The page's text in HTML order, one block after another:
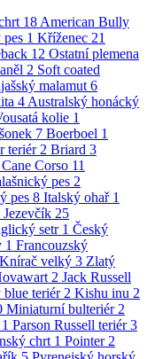
18 American Bully
pes 1 Kříženec 21
12 Ostatní plemena
2 Soft coated
malamut 6
4 Australský honácký
kolie 1
7 Boerboel 1
teriér 2 Briard 3
Cane Corso 11
pes 2
pes 8 Italský ohař 1
Jezevčík 25
setr 1 Český
1 Francouzský
Knírač velký 3 Zlatý
2 Jack Russell
teriér 2 Kishu inu 2
Miniaturní bulteriér 2
1 Parson Russell teriér 3
chrt 1 Pointer 2